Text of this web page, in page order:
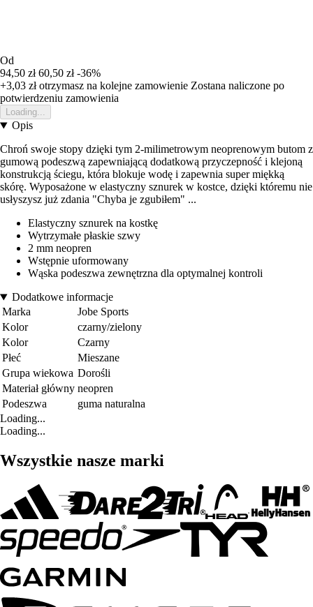
Od
94,50 zł 60,50 zł -36%
+3,03 złotrzymasz na kolejne zamowienie Zostana naliczone po
potwierdzeniu zamowienia
Loading...
Opis
Chroń swoje stopy dzięki tym 2-milimetrowym neoprenowym butom z
gumową podeszwą zapewniającą dodatkową przyczepność i klejoną
konstrukcją ściegu, która blokuje wodę i zapewnia super miękką
skórę. Wyposażone w elastyczny sznurek w kostce, dzięki któremu nie
usłyszysz już zdania "Chyba je zgubiłem" ...
Elastyczny sznurek na kostkę
Wytrzymałe płaskie szwy
2 mm neopren
Wstępnie uformowany
Wąska podeszwa zewnętrzna dla optymalnej kontroli
Dodatkowe informacje
Marka
Jobe Sports
Kolor
czarny/zielony
Kolor
Czarny
Płeć
Mieszane
Grupa wiekowa Dorośli
Materiał główny neopren
Podeszwa
guma naturalna
Loading...
Loading...
Wszystkie nasze marki